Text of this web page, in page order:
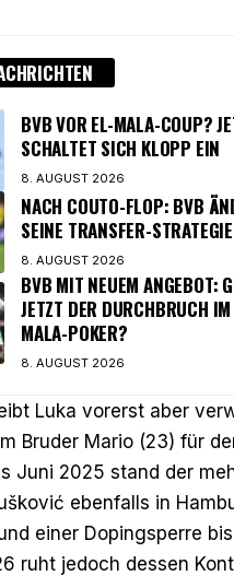
BVB VOR EL-MALA-COUP?
SCHALTET SICH KLOPP EIN
8. AUGUST 2026
NACH COUTO-FLOP: BVB
SEINE TRANSFER-STRATEGIE
8. AUGUST 2026
BVB MIT NEUEM ANGEBOT:
JETZT DER DURCHBRUCH
MALA-POKER?
8. AUGUST 2026
Luka vorerst aber
Bruder Mario (23) für
Juni 2025 stand der
ebenfalls in
einer Dopingsperre bis
ruht jedoch dessen